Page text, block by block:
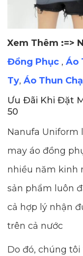
Xem Thêm :=>
Đồng Phục , Áo
Ty, Áo Thun
Ưu Đãi Khi Đặt
50
Nanufa Uniform
may áo đồng
nhiều năm kinh
sản phẩm luôn
cả hợp lý nhận
trên cả nước
Do đó, chúng